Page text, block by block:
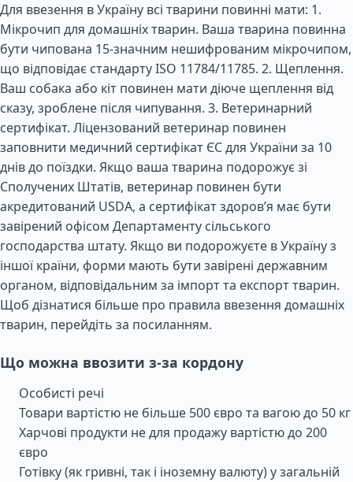
Для ввезення в Україну всі тварини повинні мати: 1.
Мікрочип для домашніх тварин. Ваша тварина повинна
бути чипована 15-значним нешифрованим мікрочипом,
що відповідає стандарту ISO 11784/11785. 2. Щеплення.
Ваш собака або кіт повинен мати діюче щеплення від
сказу, зроблене після чипування. 3. Ветеринарний
сертифікат. Ліцензований ветеринар повинен
заповнити медичний сертифікат ЄС для України за 10
днів до поїздки. Якщо ваша тварина подорожує зі
Сполучених Штатів, ветеринар повинен бути
акредитований USDA, а сертифікат здоров’я має бути
завірений офісом Департаменту сільського
господарства штату. Якщо ви подорожуєте в Україну з
іншої країни, форми мають бути завірені державним
органом, відповідальним за імпорт та експорт тварин.
Щоб дізнатися більше про правила ввезення домашніх
тварин, перейдіть за посиланням.
Що можна ввозити з-за кордону
Особисті речі
Товари вартістю не більше 500 євро та вагою до 50 кг
Харчові продукти не для продажу вартістю до 200
євро
Готівку (як гривні, так і іноземну валюту) у загальній